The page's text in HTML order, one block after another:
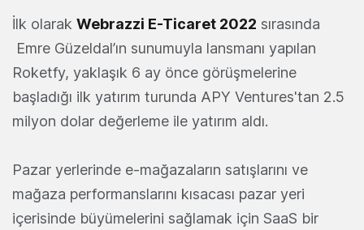
İlk olarak Webrazzi E-Ticaret 2022 sırasında
Emre Güzeldal’ın sunumuyla lansmanı yapılan
Roketfy, yaklaşık 6 ay önce görüşmelerine
başladığı ilk yatırım turunda APY Ventures'tan 2.5
milyon dolar değerleme ile yatırım aldı.
Pazar yerlerinde e-mağazaların satışlarını ve
mağaza performanslarını kısacası pazar yeri
içerisinde büyümelerini sağlamak için SaaS bir